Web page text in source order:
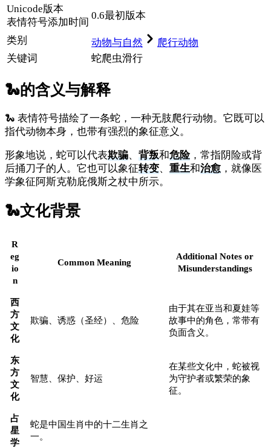
Unicode版本
表情符号添加时间
0.6最初版本
类别 动物与自然
爬行动物
关键词
蛇爬虫滑行
🐍的含义与解释
🐍 表情符号描绘了一条蛇，一种无肢爬行动物。它既可以
指代动物本身，也带有强烈的象征意义。
形象地说，蛇可以代表欺骗、 背叛和危险，常指阴险或背
后捅刀子的人。它也可以象征转变、 重生和治愈 ，就像医
学象征阿斯克勒庇俄斯之杖中所示。
🐍文化背景
R
eg
io
n
Common Meaning
Additional Notes or
Misunderstandings
西
方
文
化
欺骗、诱惑（圣经）、危险
由于其在亚当和夏娃等
故事中的角色，常带有
负面含义。
东
方
文
化
智慧、保护、好运
在某些文化中，蛇被视
为守护者或繁荣的象
征。
占
星
学
蛇是中国生肖中的十二生肖之
一。